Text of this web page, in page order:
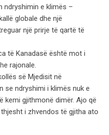
ndryshimin e klimës –
globale dhe një
një prirje të qartë të
të Kanadasë është mot i
rajonale.
së Mjedisit në
se ndryshimi i klimës nuk e
kemi gjithmonë dimër. Ajo që
i zhvendos të gjitha ato